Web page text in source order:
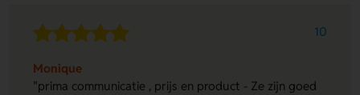
10
Monique
"prima communicatie , prijs en product - Ze zijn goed